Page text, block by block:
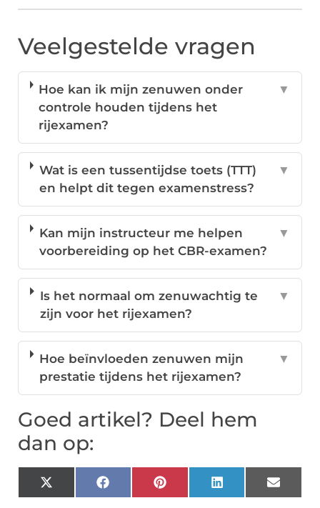
Veelgestelde vragen
Hoe kan ik mijn zenuwen onder
controle houden tijdens het
rijexamen?
▼
Wat is een tussentijdse toets (TTT)
en helpt dit tegen examenstress?
▼
Kan mijn instructeur me helpen
voorbereiding op het CBR-examen?
▼
Is het normaal om zenuwachtig te
zijn voor het rijexamen?
▼
Hoe beïnvloeden zenuwen mijn
prestatie tijdens het rijexamen?
▼
Goed artikel? Deel hem
dan op:
X
(Twitter)
FacebookPinterestLinkedInEmail